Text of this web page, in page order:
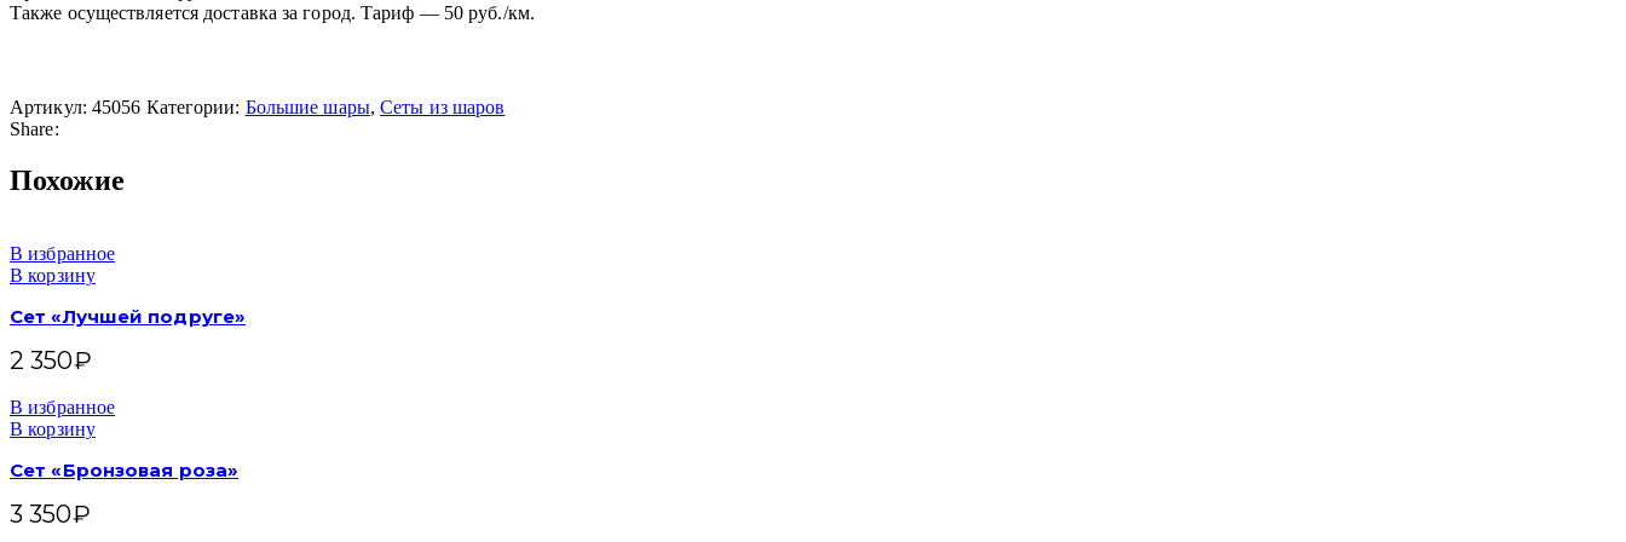
Также осуществляется доставка за город. Тариф — 50 руб./км.
Артикул: 45056 Категории: Большие шары, Сеты из шаров
Share:
Похожие
В избранное
В корзину
Сет «Лучшей подруге»
2 350₽
В избранное
В корзину
Сет «Бронзовая роза»
3 350₽